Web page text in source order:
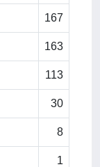
167
163
113
30
8
1